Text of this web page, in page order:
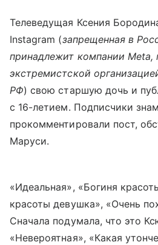
Телеведущая Ксения
Instagram (запрещенная в
принадлежит компании Meta,
экстремистской
РФ) свою старшую дочь и
с 16-летием. Подписчики
прокомментировали пост,
Маруси.
«Идеальная», «Богиня
красоты девушка», «Очень
Сначала подумала, что это
«Невероятная», «Какая